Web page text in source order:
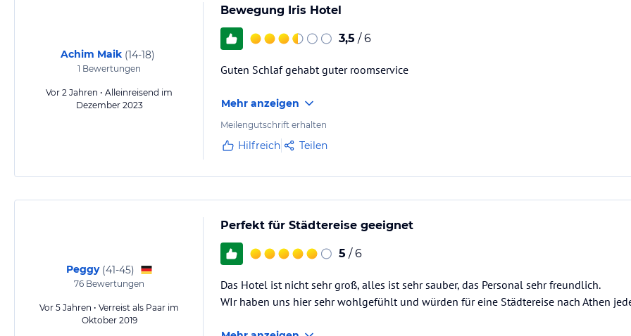
Achim Maik (14-18)
1 Bewertungen
Vor 2 Jahren • Alleinreisend im
Dezember 2023
Bewegung Iris Hotel
3,5 / 6
Guten Schlaf gehabt guter roomservice
Mehr anzeigen
Meilengutschrift erhalten
Hilfreich Teilen
Peggy (41-45)
76 Bewertungen
Vor 5 Jahren • Verreist als Paar im
Oktober 2019
Perfekt für Städtereise geeignet
5 / 6
Das Hotel ist nicht sehr groß, alles ist sehr sauber, das Personal sehr freundlich.
WIr haben uns hier sehr wohlgefühlt und würden für eine Städtereise nach Athen